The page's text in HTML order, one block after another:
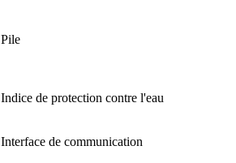
Pile
Indice de protection contre l'eau
Interface de communication